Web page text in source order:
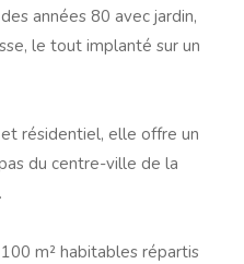
années 80 avec jardin,
le tout implanté sur un
résidentiel, elle offre un
du centre-ville de la
m² habitables répartis